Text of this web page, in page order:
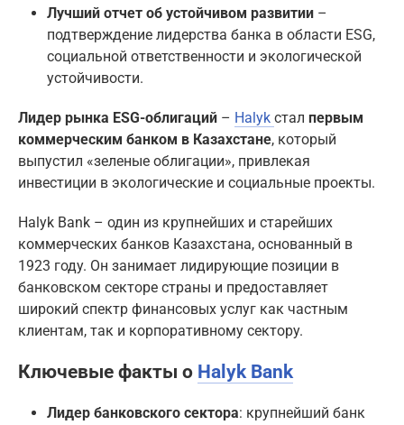
Лучший отчет об устойчивом развитии –
подтверждение лидерства банка в области ESG,
социальной ответственности и экологической
устойчивости.
Лидер рынка ESG-облигаций – Halyk стал первым
коммерческим банком в Казахстане, который
выпустил «зеленые облигации», привлекая
инвестиции в экологические и социальные проекты.
Halyk Bank – один из крупнейших и старейших
коммерческих банков Казахстана, основанный в
1923 году. Он занимает лидирующие позиции в
банковском секторе страны и предоставляет
широкий спектр финансовых услуг как частным
клиентам, так и корпоративному сектору.
Ключевые факты о Halyk Bank
Лидер банковского сектора: крупнейший банк